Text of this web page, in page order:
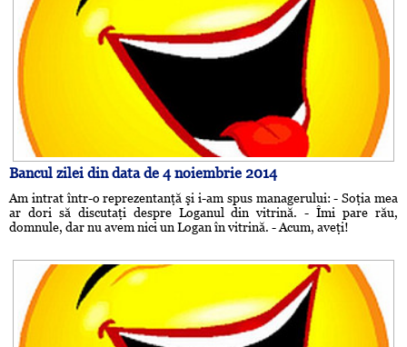
Bancul zilei din data de 4 noiembrie 2014
Am intrat într-o reprezentanţă şi i-am spus managerului: - Soţia mea
ar dori să discutaţi despre Loganul din vitrină. - Îmi pare rău,
domnule, dar nu avem nici un Logan în vitrină. - Acum, aveţi!